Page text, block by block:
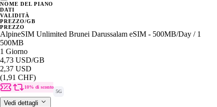
NOME DEL PIANO
DATI
VALIDITÀ
PREZZO/GB
PREZZO
AlpineSIM Unlimited Brunei Darussalam eSIM - 500MB/Day / 1
500MB
1 Giorno
4,73 USD/GB
2,37 USD
(1,91 CHF)
10% di sconto
5G
Vedi dettagli